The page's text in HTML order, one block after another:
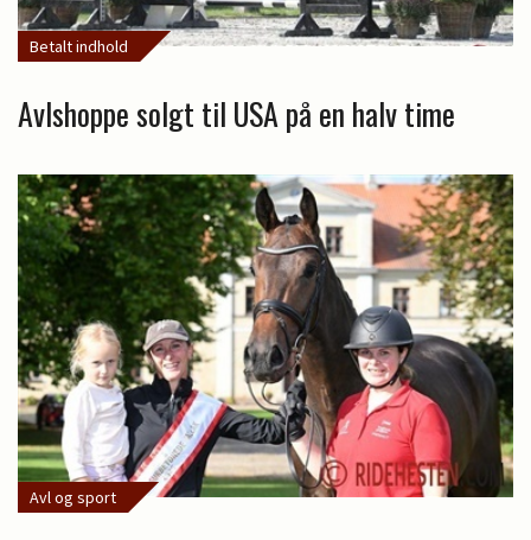
Betalt indhold
Avlshoppe solgt til USA på en halv time
Avl og sport